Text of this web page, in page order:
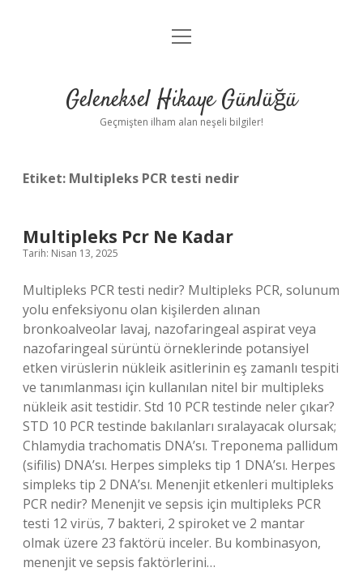
Anasayfa
Yasal Uyarı
menüyü
Geleneksel Hikaye Günlüğü
Geçmişten ilham alan neşeli bilgiler!
Etiket: Multipleks PCR testi nedir
Multipleks Pcr Ne Kadar
Tarih: Nisan 13, 2025
Multipleks PCR testi nedir? Multipleks PCR, solunum
yolu enfeksiyonu olan kişilerden alınan
bronkoalveolar lavaj, nazofaringeal aspirat veya
nazofaringeal sürüntü örneklerinde potansiyel
etken virüslerin nükleik asitlerinin eş zamanlı tespiti
ve tanımlanması için kullanılan nitel bir multipleks
nükleik asit testidir. Std 10 PCR testinde neler çıkar?
STD 10 PCR testinde bakılanları sıralayacak olursak;
Chlamydia trachomatis DNA’sı. Treponema pallidum
(sifilis) DNA’sı. Herpes simpleks tip 1 DNA’sı. Herpes
simpleks tip 2 DNA’sı. Menenjit etkenleri multipleks
PCR nedir? Menenjit ve sepsis için multipleks PCR
testi 12 virüs, 7 bakteri, 2 spiroket ve 2 mantar
olmak üzere 23 faktörü inceler. Bu kombinasyon,
menenjit ve sepsis faktörlerini…